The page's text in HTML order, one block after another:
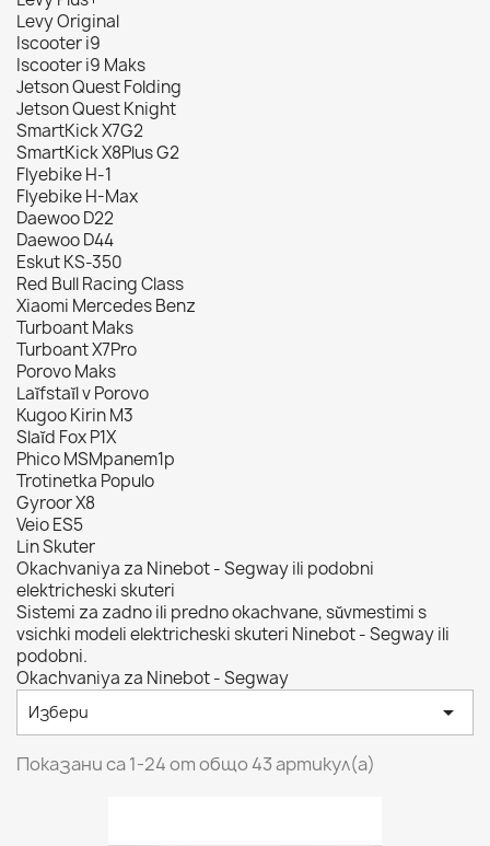
Levy Original
Iscooter i9
Iscooter i9 Maks
Jetson Quest Folding
Jetson Quest Knight
SmartKick X7G2
SmartKick X8Plus G2
Flyebike H-1
Flyebike H-Max
Daewoo D22
Daewoo D44
Eskut KS-350
Red Bull Racing Class
Xiaomi Mercedes Benz
Turboant Maks
Turboant X7Pro
Porovo Maks
Laĭfstaĭl v Porovo
Kugoo Kirin M3
Slaĭd Fox P1X
Phico MSMpanem1p
Trotinetka Populo
Gyroor X8
Veio ES5
Lin Skuter
Okachvaniya za Ninebot - Segway ili podobni
elektricheski skuteri
Sistemi za zadno ili predno okachvane, sŭvmestimi s
vsichki modeli elektricheski skuteri Ninebot - Segway ili
podobni.
Okachvaniya za Ninebot - Segway
Избери 
Показани са 1-24 от общо 43 артикул(а)